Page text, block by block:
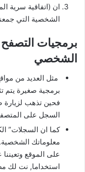
ان (اتفاقية سرية
الشخصية التي
برمجيات
الشخصي
مثل العديد من
برمجية صغيرة يتم
فحين تذهب لزيارة
السجل على
كما ان السجلات”
معلوماتك
على الموقع
استخداما, نت لك